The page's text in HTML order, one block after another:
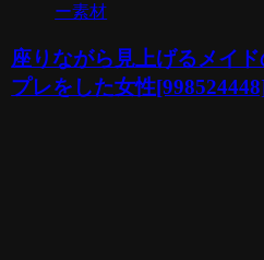
ー素材
座りながら見上げるメイド
プレをした女性